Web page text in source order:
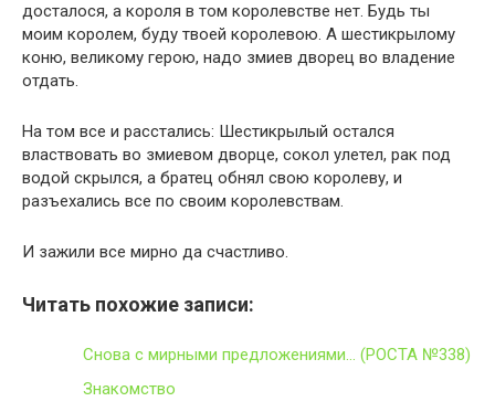
досталося, а короля в том королевстве нет. Будь ты
моим королем, буду твоей королевою. А шестикрылому
коню, великому герою, надо змиев дворец во владение
отдать.
На том все и расстались: Шестикрылый остался
властвовать во змиевом дворце, сокол улетел, рак под
водой скрылся, а братец обнял свою королеву, и
разъехались все по своим королевствам.
И зажили все мирно да счастливо.
Читать похожие записи:
Снова с мирными предложениями… (РОСТА №338)
Знакомство